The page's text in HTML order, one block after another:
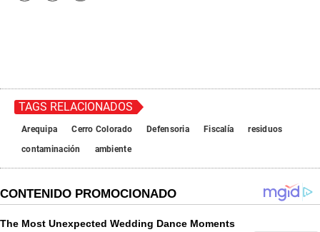
TAGS RELACIONADOS
Arequipa Cerro Colorado Defensoria Fiscalía
residuos
contaminación
ambiente